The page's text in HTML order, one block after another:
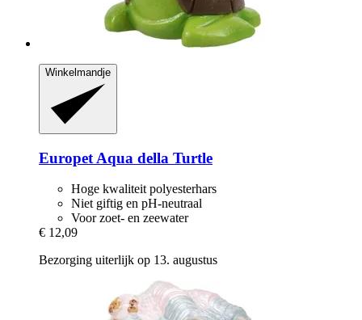
Winkelmandje
Europet Aqua della Turtle
Hoge kwaliteit polyesterhars
Niet giftig en pH-neutraal
Voor zoet- en zeewater
€ 12,09
Bezorging uiterlijk op 13. augustus